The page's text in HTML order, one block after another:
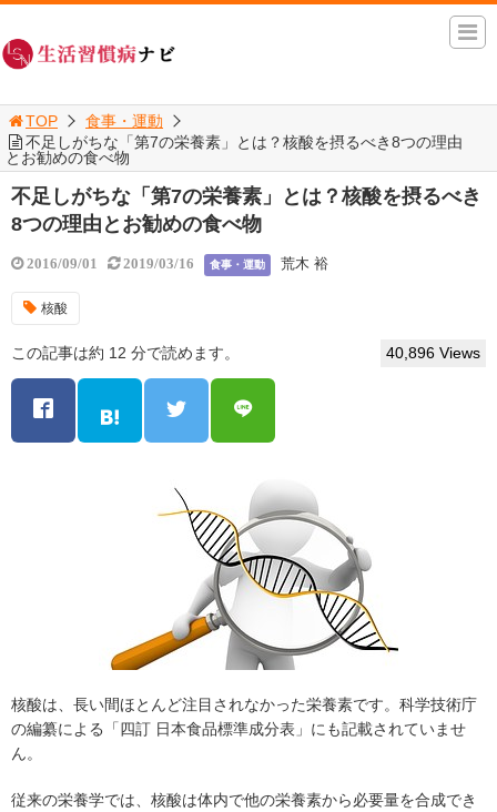
TOP
食事・運動
不足しがちな「第7の栄養素」とは？核酸を摂るべき8つの理由
とお勧めの食べ物
不足しがちな「第7の栄養素」とは？核酸を摂るべき
8つの理由とお勧めの食べ物
2016/09/01 2019/03/16 食事・運動 荒木 裕
核酸
この記事は約 12 分で読めます。 40,896 Views
核酸は、長い間ほとんど注目されなかった栄養素です。科学技術庁
の編纂による「四訂 日本食品標準成分表」にも記載されていませ
ん。
従来の栄養学では、核酸は体内で他の栄養素から必要量を合成でき